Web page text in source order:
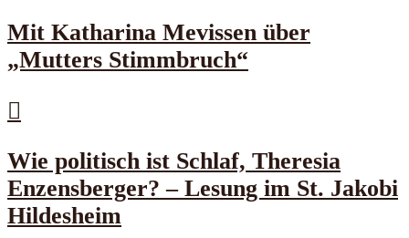
Mit Katharina Mevissen über
„Mutters Stimmbruch“
Wie politisch ist Schlaf, Theresia
Enzensberger? – Lesung im St. Jakobi
Hildesheim